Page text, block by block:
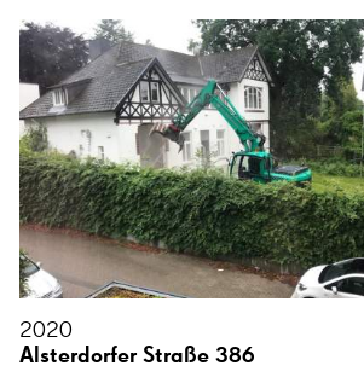
2020
Alsterdorfer Straße 386